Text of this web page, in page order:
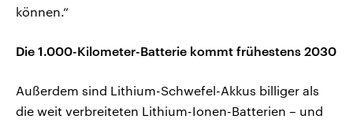
können.“
Die 1.000-Kilometer-Batterie kommt frühestens 2030
Außerdem sind Lithium-Schwefel-Akkus billiger als
die weit verbreiteten Lithium-Ionen-Batterien – und